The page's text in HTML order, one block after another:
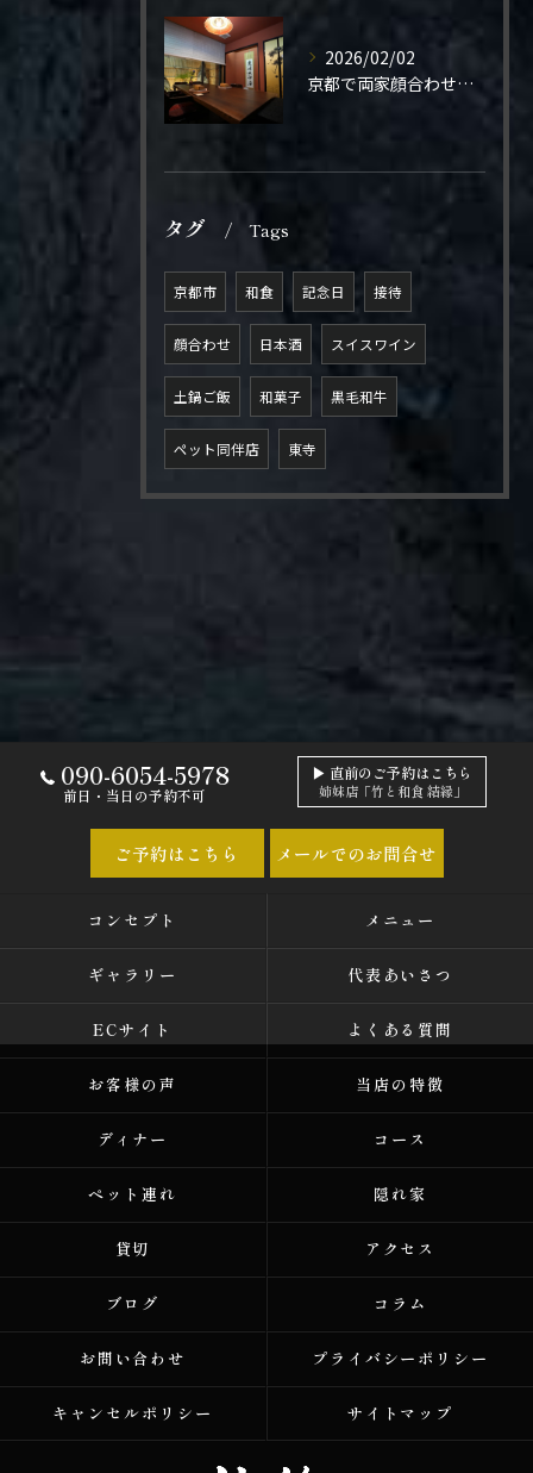
2026/02/02
京都で両家顔合わせをご検討の方へ。
タグ Tags
京都市 和食 記念日 接待
顔合わせ 日本酒 スイスワイン
土鍋ご飯 和菓子 黒毛和牛
ペット同伴店 東寺
090-6054-5978
前日・当日の予約不可
▶ 直前のご予約はこちら
姉妹店「竹と和食 結縁」
ご予約はこちら メールでのお問合せ
コンセプト メニュー
ギャラリー 代表あいさつ
ECサイト よくある質問
お客様の声 当店の特徴
ディナー コース
ペット連れ 隠れ家
貸切 アクセス
ブログ コラム
お問い合わせ プライバシーポリシー
キャンセルポリシー サイトマップ